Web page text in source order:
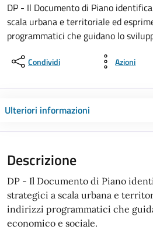
DP - Il Documento di Piano
scala urbana e territoriale ed
programmatici che guidano lo
Condividi Azioni
Ulteriori informazioni
Descrizione
DP - Il Documento di Piano
strategici a scala urbana e
indirizzi programmatici che
economico e sociale.